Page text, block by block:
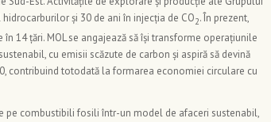
și 30 de ani în injecția de CO2. În prezent,
14 țări. MOL se angajează să își transforme operațiunile
cu emisii scăzute de carbon şi aspiră să devină
contribuind totodată la formarea economiei circulare cu
pe combustibili fosili într-un model de afaceri sustenabil,